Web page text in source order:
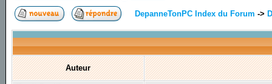
DepanneTonPC Index du Forum ->
Auteur